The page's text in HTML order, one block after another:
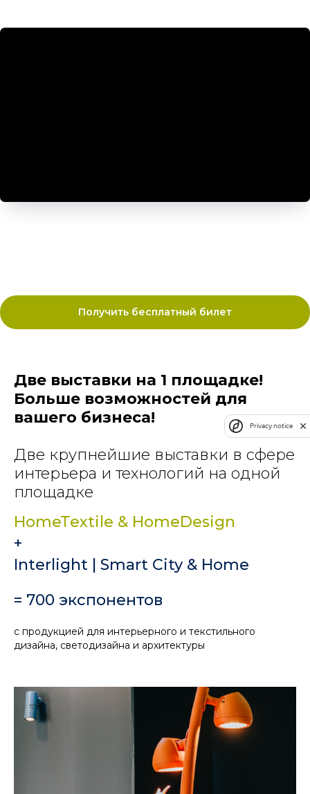
Получить бесплатный билет
Две выставки на 1 площадке!
Больше возможностей для
вашего бизнеса!
Две крупнейшие выставки в сфере
интерьера и технологий на одной
площадке
HomeTextile & HomeDesign
+
Interlight | Smart City & Home
= 700 экспонентов
с продукцией для интерьерного и текстильного
дизайна, светодизайна и архитектуры
Privacy notice